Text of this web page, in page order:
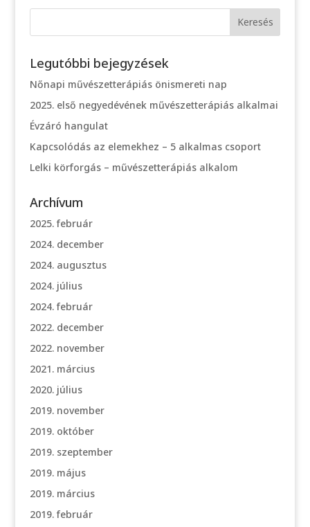
Legutóbbi bejegyzések
Nőnapi művészetterápiás önismereti nap
2025. első negyedévének művészetterápiás alkalmai
Évzáró hangulat
Kapcsolódás az elemekhez – 5 alkalmas csoport
Lelki körforgás – művészetterápiás alkalom
Archívum
2025. február
2024. december
2024. augusztus
2024. július
2024. február
2022. december
2022. november
2021. március
2020. július
2019. november
2019. október
2019. szeptember
2019. május
2019. március
2019. február